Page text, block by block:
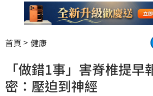
首頁 健康
「做錯1事」害脊椎提早
密：壓迫到神經